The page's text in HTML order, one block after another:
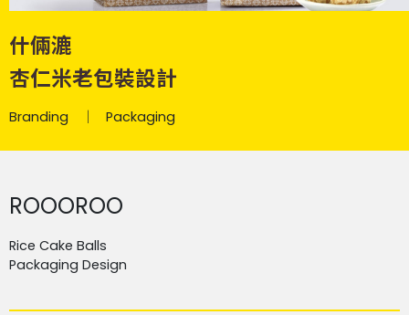
什倆漉
杏仁米老包裝設計
Branding Packaging
ROOOROO
Rice Cake Balls
Packaging Design